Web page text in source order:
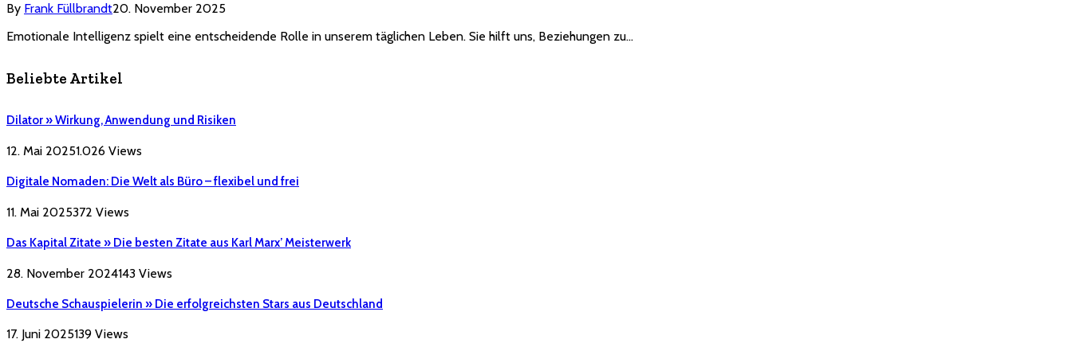
By Frank Füllbrandt20. November 2025
Emotionale Intelligenz spielt eine entscheidende Rolle in unserem täglichen Leben. Sie hilft uns, Beziehungen zu…
Beliebte Artikel
Dilator » Wirkung, Anwendung und Risiken
12. Mai 20251.026 Views
Digitale Nomaden: Die Welt als Büro – flexibel und frei
11. Mai 2025372 Views
Das Kapital Zitate » Die besten Zitate aus Karl Marx’ Meisterwerk
28. November 2024143 Views
Deutsche Schauspielerin » Die erfolgreichsten Stars aus Deutschland
17. Juni 2025139 Views